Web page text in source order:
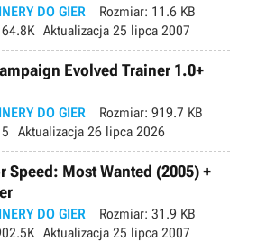
DO GIER Rozmiar: 11.6 KB
Aktualizacja 25 lipca 2007
Evolved Trainer 1.0+
DO GIER Rozmiar: 919.7 KB
Aktualizacja 26 lipca 2026
Speed: Most Wanted (2005) +
DO GIER Rozmiar: 31.9 KB
Aktualizacja 25 lipca 2007